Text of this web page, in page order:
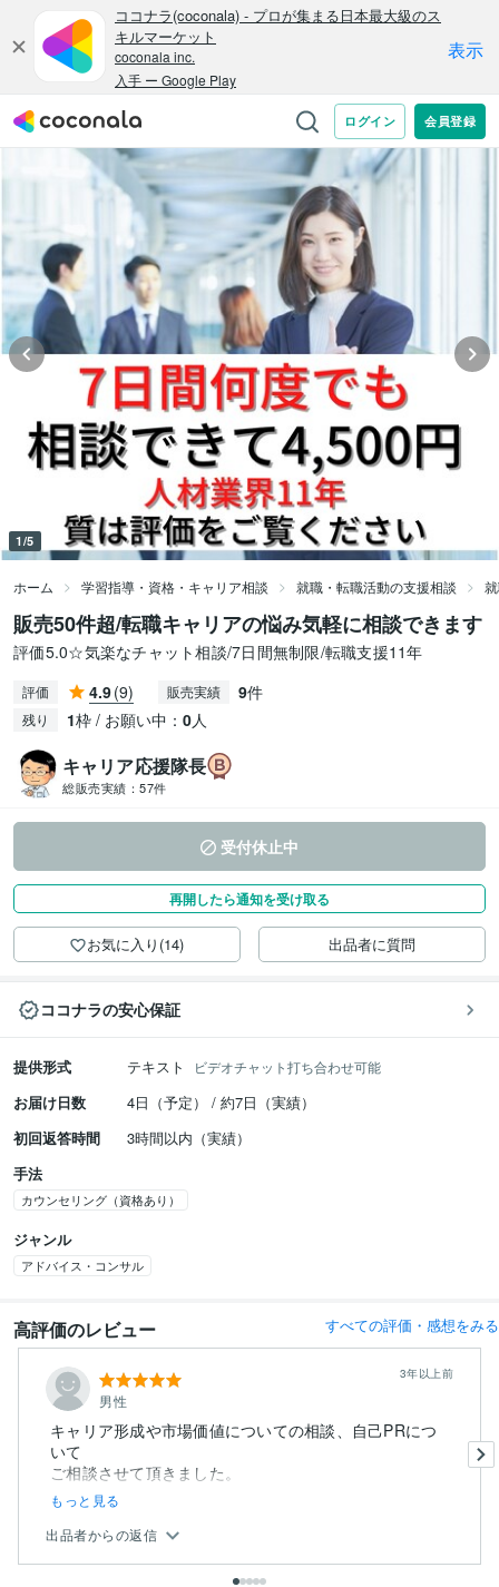
1/5
ホーム 学習指導・資格・キャリア相談 就職・転職活動の支援相談
販売50件超/転職キャリアの悩み気軽に相談できます
評価5.0☆気楽なチャット相談/7日間無制限/転職支援11年
評価 4.9(9) 販売実績 9件
残り 1枠 / お願い中： 0人
キャリア応援隊長
総販売実績： 57件
受付休止中
再開したら通知を受け取る
お気に入り(14) 出品者に質問
ココナラの安心保証
提供形式 テキスト ビデオチャット打ち合わせ可能
お届け日数
4日（予定） / 約7日（実績）
初回返答時間
3時間以内（実績）
手法
カウンセリング（資格あり）
ジャンル
アドバイス・コンサル
高評価のレビュー すべての評価・感想をみる
男性
3年以上前
キャリア形成や市場価値についての相談、自己PRにつ
いて
もっと見る
出品者からの返信